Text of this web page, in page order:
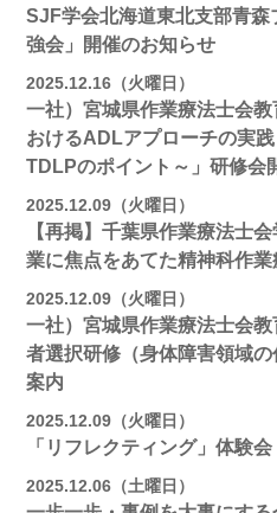
SJF学会北海道東北支部⻘
強会」開催のお知らせ
2025.12.16（火曜日）
一社）宮城県作業療法士会
おけるADLアプローチの実
TDLPのポイント～」研修会
2025.12.09（火曜日）
【再掲】千葉県作業療法士
業に焦点をあてた精神科作
2025.12.09（火曜日）
一社）宮城県作業療法士会
者選択研修（身体障害領域
案内
2025.12.09（火曜日）
「リフレクティング」体験
2025.12.06（土曜日）